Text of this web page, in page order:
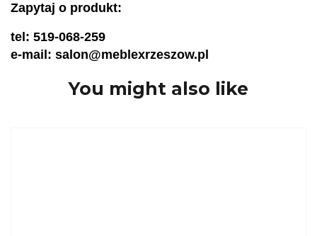
Zapytaj o produkt:
tel: 519-068-259
e-mail: salon@meblexrzeszow.pl
You might also like